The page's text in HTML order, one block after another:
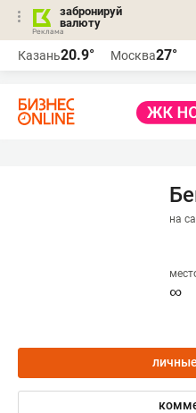
забронируй
валюту
Казань20.9° Москва27°
на
∞